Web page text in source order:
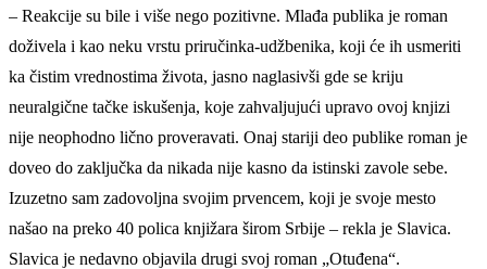
– Reakcije su bile i više nego pozitivne. Mlađa publika je roman
doživela i kao neku vrstu priručinka-udžbenika, koji će ih usmeriti
ka čistim vrednostima života, jasno naglasivši gde se kriju
neuralgične tačke iskušenja, koje zahvaljujući upravo ovoj knjizi
nije neophodno lično proveravati. Onaj stariji deo publike roman je
doveo do zaključka da nikada nije kasno da istinski zavole sebe.
Izuzetno sam zadovoljna svojim prvencem, koji je svoje mesto
našao na preko 40 polica knjižara širom Srbije – rekla je Slavica.
Slavica je nedavno objavila drugi svoj roman „Otuđena“.